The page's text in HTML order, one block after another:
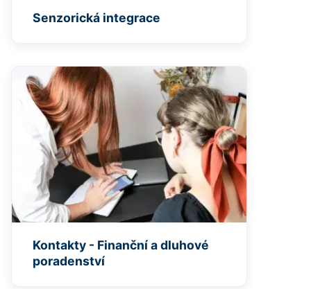
Senzorická integrace
Kontakty - Finanční a dluhové
poradenství